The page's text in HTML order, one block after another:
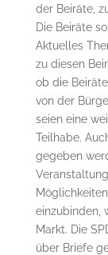
der Beiräte,
Die Beiräte
Aktuelles
zu diesen
ob die
von der
seien eine
Teilhabe.
gegeben
einzubinden,
Markt. Die
über Briefe